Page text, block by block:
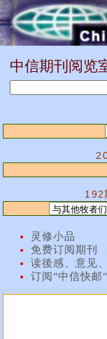
中信期刊阅览
192
灵修小品
免费订阅期刊
读後感、意见
订阅"中信快邮"